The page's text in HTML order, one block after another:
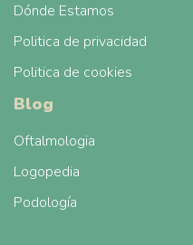
Dónde Estamos
Politica de privacidad
Politica de cookies
Blog
Oftalmologia
Logopedia
Podología